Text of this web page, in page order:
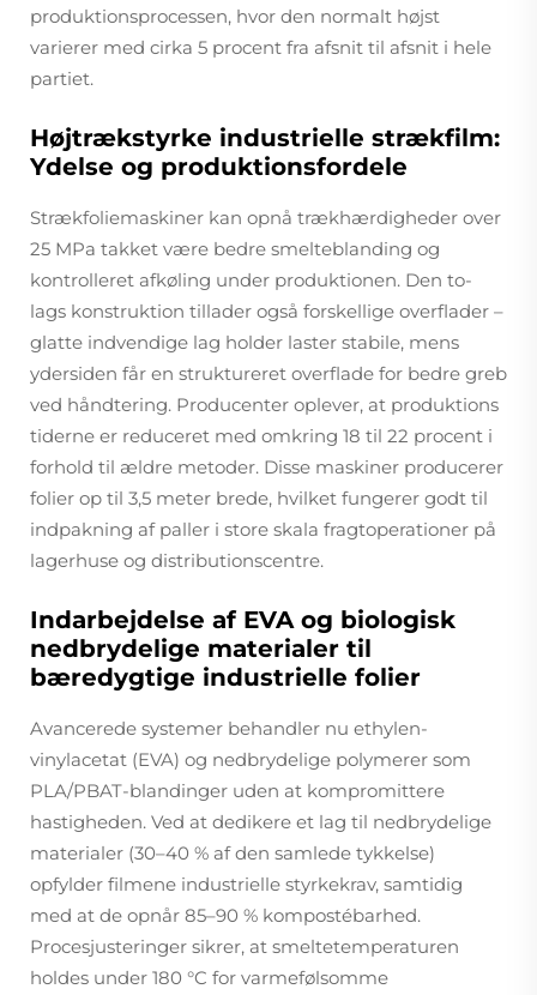
produktionsprocessen, hvor den normalt højst
varierer med cirka 5 procent fra afsnit til afsnit i hele
partiet.
Højtrækstyrke industrielle strækfilm:
Ydelse og produktionsfordele
Strækfoliemaskiner kan opnå trækhærdigheder over
25 MPa takket være bedre smelteblanding og
kontrolleret afkøling under produktionen. Den to-
lags konstruktion tillader også forskellige overflader –
glatte indvendige lag holder laster stabile, mens
ydersiden får en struktureret overflade for bedre greb
ved håndtering. Producenter oplever, at produktions
tiderne er reduceret med omkring 18 til 22 procent i
forhold til ældre metoder. Disse maskiner producerer
folier op til 3,5 meter brede, hvilket fungerer godt til
indpakning af paller i store skala fragtoperationer på
lagerhuse og distributionscentre.
Indarbejdelse af EVA og biologisk
nedbrydelige materialer til
bæredygtige industrielle folier
Avancerede systemer behandler nu ethylen-
vinylacetat (EVA) og nedbrydelige polymerer som
PLA/PBAT-blandinger uden at kompromittere
hastigheden. Ved at dedikere et lag til nedbrydelige
materialer (30–40 % af den samlede tykkelse)
opfylder filmene industrielle styrkekrav, samtidig
med at de opnår 85–90 % kompostébarhed.
Procesjusteringer sikrer, at smeltetemperaturen
holdes under 180 °C for varmefølsomme